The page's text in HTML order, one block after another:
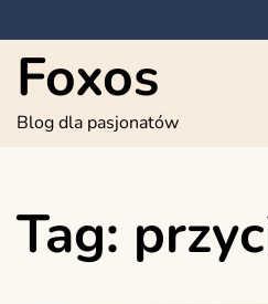
to
content
Foxos
Blog dla pasjonatów
Tag: